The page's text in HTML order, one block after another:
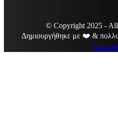
© Copyright 2025 - All
Δημιουργήθηκε με ❤️ &